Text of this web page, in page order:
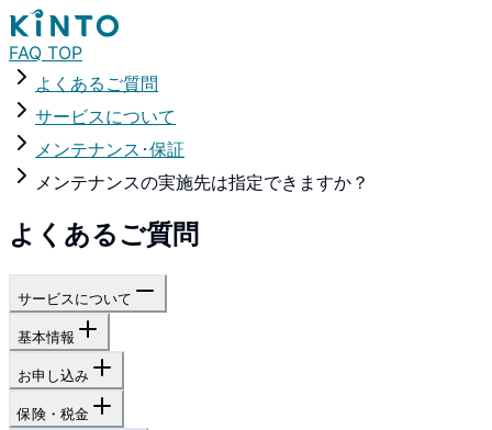
FAQ TOP
よくあるご質問
サービスについて
メンテナンス･保証
メンテナンスの実施先は指定できますか？
よくあるご質問
サービスについて
基本情報
お申し込み
保険・税金